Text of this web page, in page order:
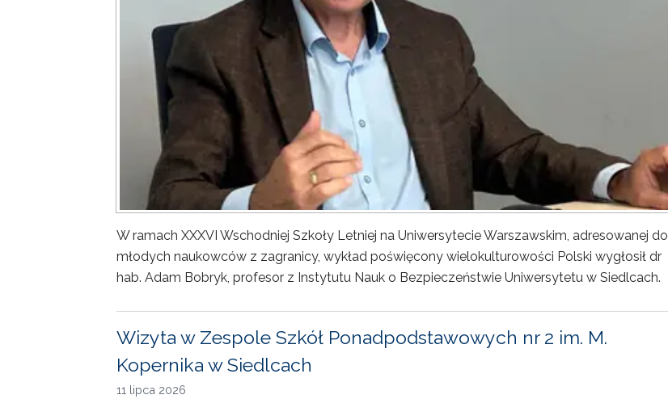
W ramach XXXVI Wschodniej Szkoły Letniej na Uniwersytecie Warszawskim, adresowanej do
młodych naukowców z zagranicy, wykład poświęcony wielokulturowości Polski wygłosił dr
hab. Adam Bobryk, profesor z Instytutu Nauk o Bezpieczeństwie Uniwersytetu w Siedlcach.
Wizyta w Zespole Szkół Ponadpodstawowych nr 2 im. M.
Kopernika w Siedlcach
11 lipca 2026